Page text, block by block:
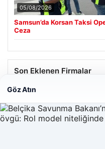
05/08/2026
Samsun’da Korsan Taksi
Ceza
Son Eklenen Firmalar
Göz Atın